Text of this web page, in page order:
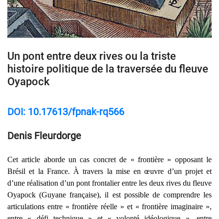
Un pont entre deux rives ou la triste
histoire politique de la traversée du fleuve
Oyapock
DOI: 10.17613/fpnak-rq566
Denis Fleurdorge
Cet article aborde un cas concret de « frontière » opposant le
Brésil et la France. À travers la mise en œuvre d’un projet et
d’une réalisation d’un pont frontalier entre les deux rives du fleuve
Oyapock (Guyane française), il est possible de comprendre les
articulations entre « frontière réelle » et « frontière imaginaire »,